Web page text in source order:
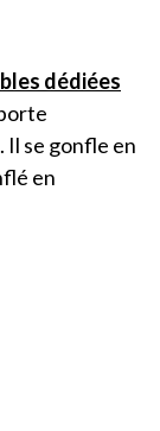
dédiées
Il se gonfle en
en